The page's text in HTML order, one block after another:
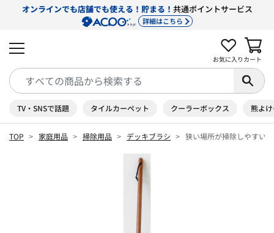
オンラインでも店舗でも使える！貯まる！ 共通ポイントサービス
詳細はこちら
お気に入り カート
TV・SNSで話題 タイルカーペット クーラーボックス 熊よ
TOP 家庭用品 掃除用品 デッキブラシ 狭い場所が掃除しやすい